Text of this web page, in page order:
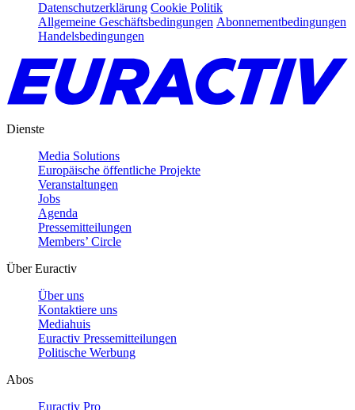
Datenschutzerklärung Cookie Politik
Allgemeine Geschäftsbedingungen Abonnementbedingungen
Handelsbedingungen
Dienste
Media Solutions
Europäische öffentliche Projekte
Veranstaltungen
Jobs
Agenda
Pressemitteilungen
Members’ Circle
Über Euractiv
Über uns
Kontaktiere uns
Mediahuis
Euractiv Pressemitteilungen
Politische Werbung
Abos
Euractiv Pro